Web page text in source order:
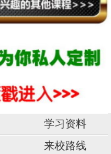
学习资料
来校路线